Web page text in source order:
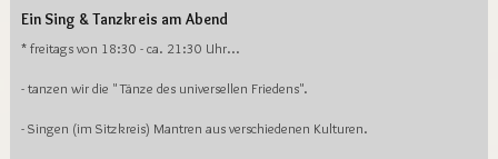
Ein Sing & Tanzkreis am Abend
* freitags von 18:30 - ca. 21:30 Uhr...
- tanzen wir die " Tänze des universellen Friedens".
- Singen (im Sitzkreis) Mantren aus verschiedenen Kulturen.